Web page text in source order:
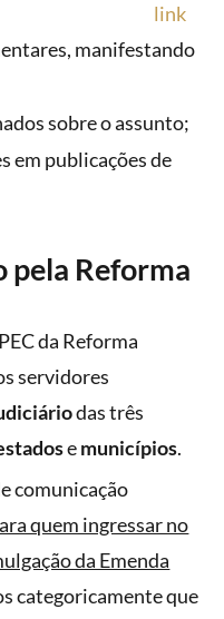
link
manifestando
sobre o assunto;
em publicações de
pela Reforma
da Reforma
servidores
das três
emunicípios.
comunicação
quem ingressar no
da Emenda
categoricamente que